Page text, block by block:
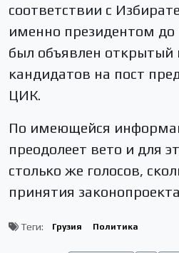
соответствии с
именно президентом
был объявлен открытый
кандидатов на пост
ЦИК.
По имеющейся
преодолеет вето и для
столько же голосов,
принятия
Теги: Грузия Политика